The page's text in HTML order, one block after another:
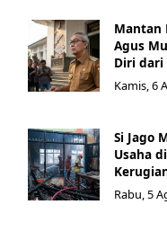
Mantan
Agus
Diri dari
Kamis, 6
Si Jago
Usaha
Rabu, 5